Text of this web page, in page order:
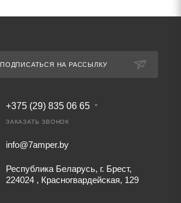
ПОДПИСАТЬСЯ НА РАССЫЛКУ
+375 (29) 835 06 65
ЗАКАЗАТЬ ЗВОНОК
info@7amper.by
Республика Беларусь, г. Брест,
224024 , Красногвардейская, 129